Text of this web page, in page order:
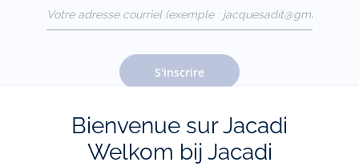
(exemple :
jacquesadit@gmail.com)
S'inscrire
Pour plus d'informations sur vos données personnelles,
ici.
Bienvenue sur Jacadi
Welkom bij Jacadi